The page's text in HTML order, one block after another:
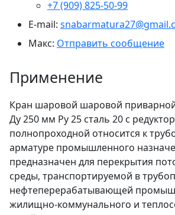
+7 (909) 825-50-99
E-mail:
Макс: Отправить сообщение
Применение
Кран шаровой шаровой
Ду 250 мм Ру 25 сталь 20 с
полнопроходной относится к
арматуре промышленного
предназначен для перекрытия
среды, транспортируемой в
нефтеперерабатывающей
жилищно-коммунального и